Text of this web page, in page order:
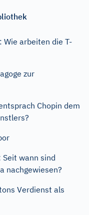
Wie arbeiten die T-
zur
Chopin dem
Seit wann sind
nachgewiesen?
Verdienst als